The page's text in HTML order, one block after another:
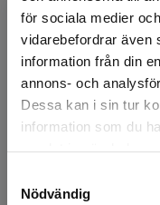
för sociala medier
vidarebefordrar även
information från din
annons- och
Dessa kan i sin tur
information som du
Nödvändig
Det verkar som
Neo och
en ny
börjar
ligger det
160 kr
Exkl.